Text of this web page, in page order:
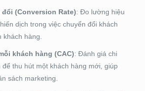
(Conversion Rate): Đo lường hiệu
dịch trong việc chuyển đổi khách
khách hàng.
khách hàng (CAC): Đánh giá chi
thu hút một khách hàng mới, giúp
sách marketing.